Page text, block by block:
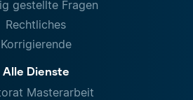
gestellte Fragen
Rechtliches
Korrigierende
Alle Dienste
Masterarbeit